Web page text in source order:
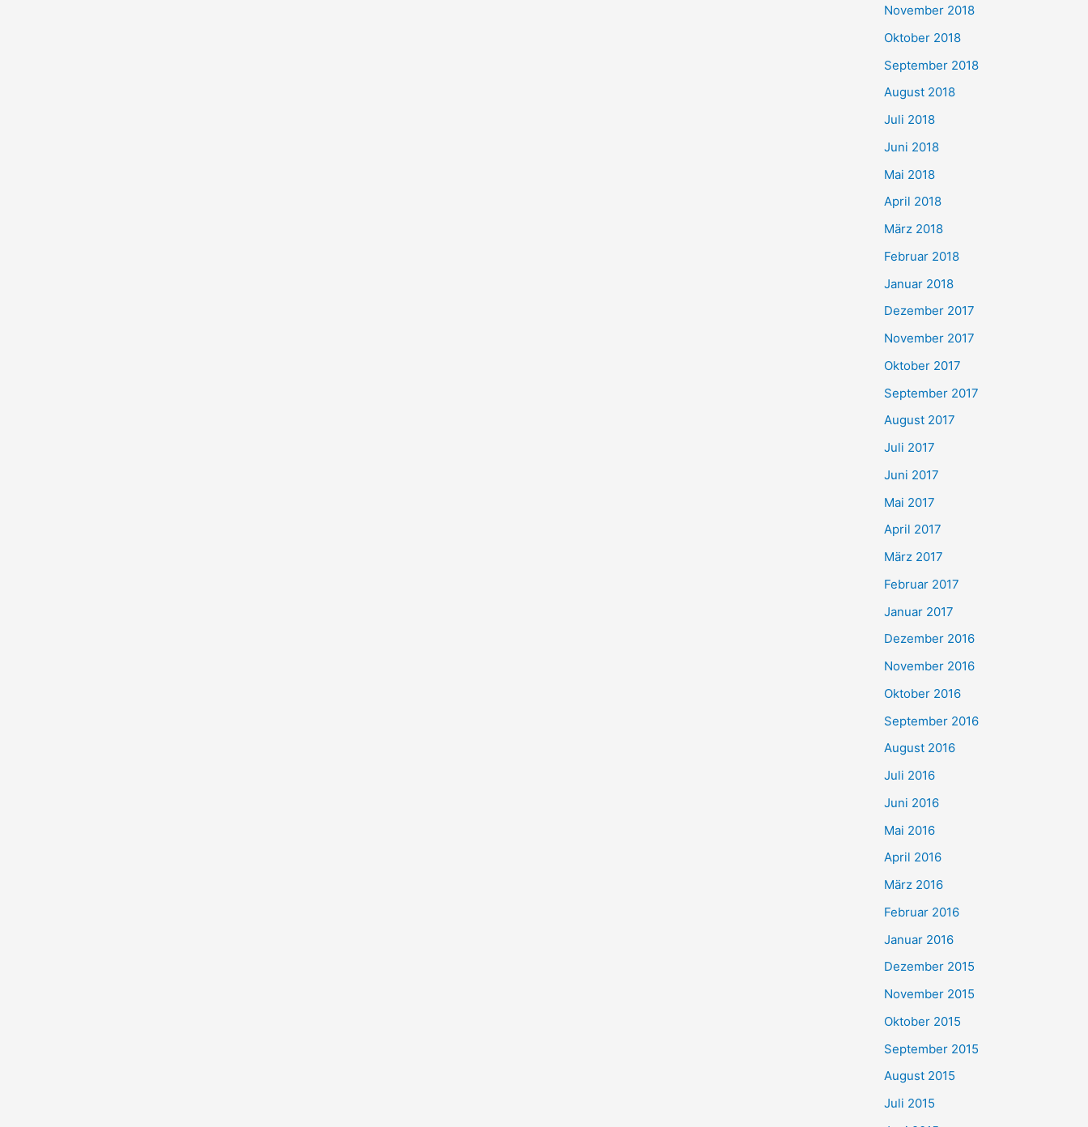
November 2018
Oktober 2018
September 2018
August 2018
Juli 2018
Juni 2018
Mai 2018
April 2018
März 2018
Februar 2018
Januar 2018
Dezember 2017
November 2017
Oktober 2017
September 2017
August 2017
Juli 2017
Juni 2017
Mai 2017
April 2017
März 2017
Februar 2017
Januar 2017
Dezember 2016
November 2016
Oktober 2016
September 2016
August 2016
Juli 2016
Juni 2016
Mai 2016
April 2016
März 2016
Februar 2016
Januar 2016
Dezember 2015
November 2015
Oktober 2015
September 2015
August 2015
Juli 2015